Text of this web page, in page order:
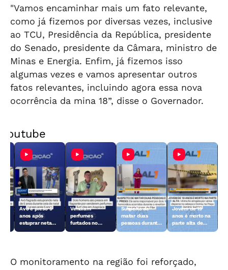
"Vamos encaminhar mais um fato relevante,
como já fizemos por diversas vezes, inclusive
ao TCU, Presidência da República, presidente
do Senado, presidente da Câmara, ministro de
Minas e Energia. Enfim, já fizemos isso
algumas vezes e vamos apresentar outros
fatos relevantes, incluindo agora essa nova
ocorrência da mina 18”, disse o Governador.
Avô é preso 5
anos após
estuprar neta
Vendiam
perfumes
furtados no
Suspeito de
matar duas
pessoas durante
Jovem de 19
anos é morto na
parte alta de
O monitoramento na região foi reforçado,